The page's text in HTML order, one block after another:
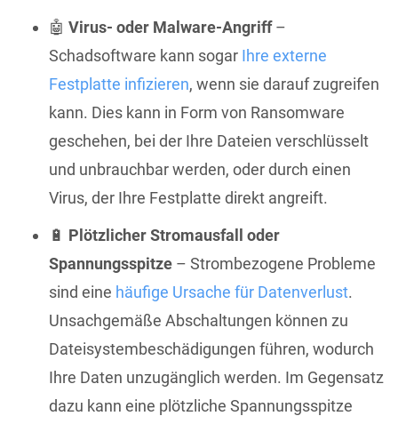
🤖 Virus- oder Malware-Angriff–
Schadsoftware kann sogar Ihre externe
Festplatte infizieren, wenn sie darauf zugreifen
kann. Dies kann in Form von Ransomware
geschehen, bei der Ihre Dateien verschlüsselt
und unbrauchbar werden, oder durch einen
Virus, der Ihre Festplatte direkt angreift.
🔋 Plötzlicher Stromausfall oder
Spannungsspitze – Strombezogene Probleme
sind eine häufige Ursache für Datenverlust.
Unsachgemäße Abschaltungen können zu
Dateisystembeschädigungen führen, wodurch
Ihre Daten unzugänglich werden. Im Gegensatz
dazu kann eine plötzliche Spannungsspitze